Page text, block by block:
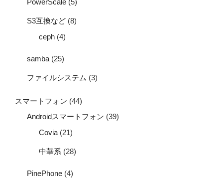
PowerScale (5)
S3互換など (8)
ceph (4)
samba (25)
ファイルシステム (3)
スマートフォン (44)
Androidスマートフォン (39)
Covia (21)
中華系 (28)
PinePhone (4)